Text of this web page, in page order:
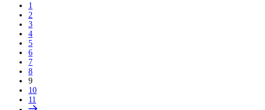
1
2
3
4
5
6
7
8
9
10
11